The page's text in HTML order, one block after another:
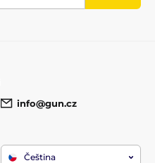
info@gun.cz
Čeština